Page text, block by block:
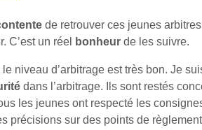
de retrouver ces jeunes
C’est un réel
bonheur de les suivre.
niveau d’arbitrage est très bon. Je
dans l’arbitrage. Ils sont restés
les jeunes ont respecté les
précisions sur des points de